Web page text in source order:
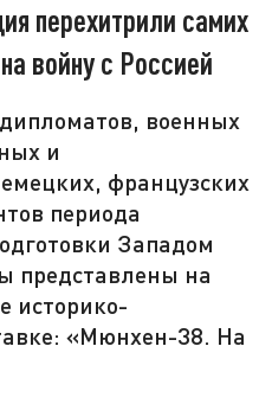
перехитрили самих
войну с Россией
военных
и
французских
периода
Западом
представлены на
историко-
«Мюнхен-38. На